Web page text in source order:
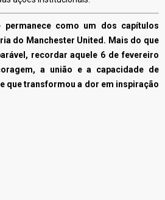
permanece como um dos capítulos
do Manchester United. Mais do que
recordar aquele 6 de fevereiro
a união e a capacidade de
que transformou a dor em inspiração